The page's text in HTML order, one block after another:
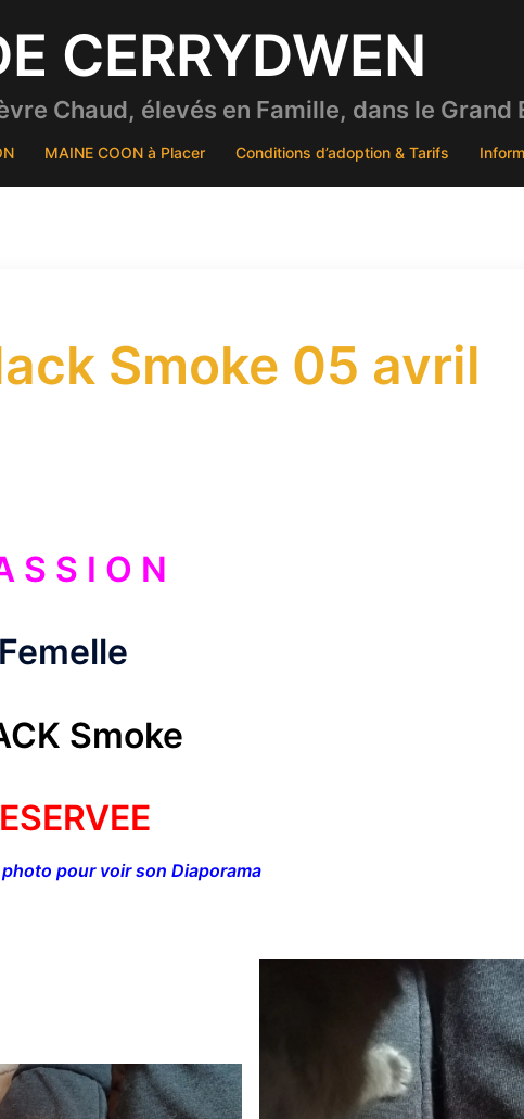
CERRYDWEN
Chaud, élevés en Famille, dans le Grand
MAINE COON à Placer Conditions d’adoption & Tarifs
Smoke 05 avril
S S I O N
Femelle
Smoke
pour voir son Diaporama